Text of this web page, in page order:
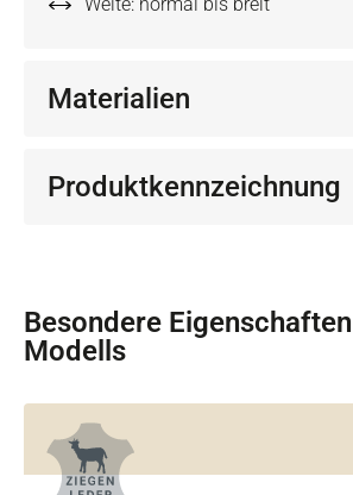
Materialien
Produktkennzeichnung
Besondere
Modells